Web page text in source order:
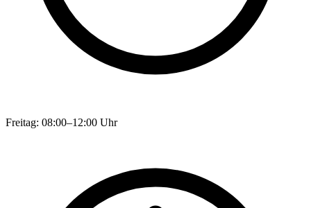
Freitag: 08:00–12:00 Uhr